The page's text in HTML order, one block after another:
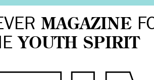
MAGAZINE
YOUTH SPIRIT